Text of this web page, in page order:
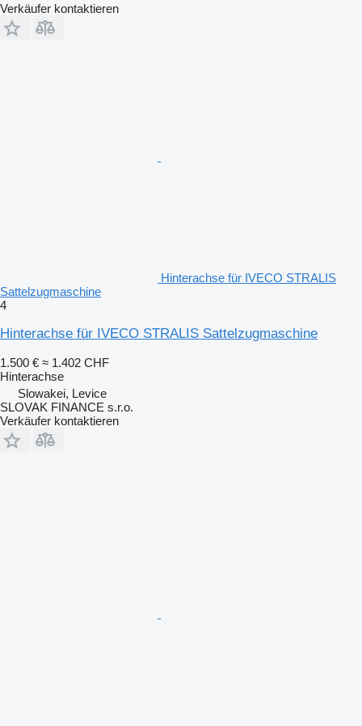
Verkäufer kontaktieren
Hinterachse für IVECO STRALIS
Sattelzugmaschine
4
Hinterachse für IVECO STRALIS Sattelzugmaschine
1.500 € ≈ 1.402 CHF
Hinterachse
Slowakei, Levice
SLOVAK FINANCE s.r.o.
Verkäufer kontaktieren